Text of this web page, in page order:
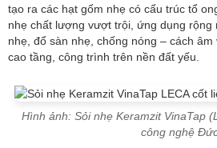
tạo ra các hạt gốm nhẹ có cấu trúc tổ
nhẹ chất lượng vượt trội, ứng dụng rộng
nhẹ, đổ sàn nhẹ, chống nóng – cách
cao tầng, công trình trên nền đất yếu.
Hình ảnh: Sỏi nhẹ Keramzit VinaTap
công nghệ